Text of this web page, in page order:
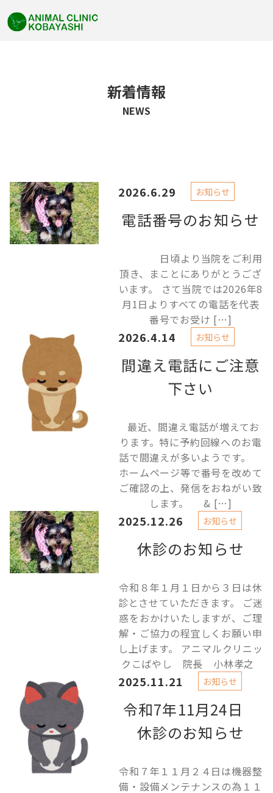
新着情報
NEWS
電話番号のお知らせ
2026.6.29 お知らせ
日頃より当院をご利用
頂き、まことにありがとうござ
います。 さて当院では2026年8
月1日よりすべての電話を代表
番号でお受け […]
間違え電話にご注意
下さい
2026.4.14 お知らせ
最近、間違え電話が増えてお
ります。特に予約回線へのお電
話で間違えが多いようです。
ホームページ等で番号を改めて
ご確認の上、発信をおねがい致
します。 & […]
休診のお知らせ
2025.12.26 お知らせ
令和８年１月１日から３日は休
診とさせていただきます。 ご迷
惑をおかけいたしますが、ご理
解・ご協力の程宜しくお願い申
し上げます。 アニマルクリニッ
クこばやし 院長 小林孝之
令和7年11月24日
休診のお知らせ
2025.11.21 お知らせ
令和７年１１月２４日は機器整
備・設備メンテナンスの為１１